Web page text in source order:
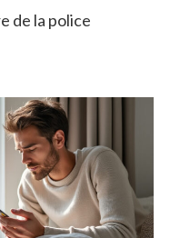
de la police